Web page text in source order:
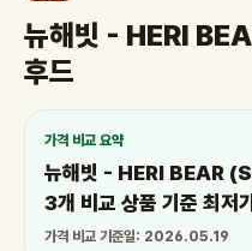
뉴해빗 - HERI
후드
가격 비교 요약
뉴해빗 - HERI BEAR
3개 비교 상품 기준 최
가격 비교 기준일: 2026.05.19